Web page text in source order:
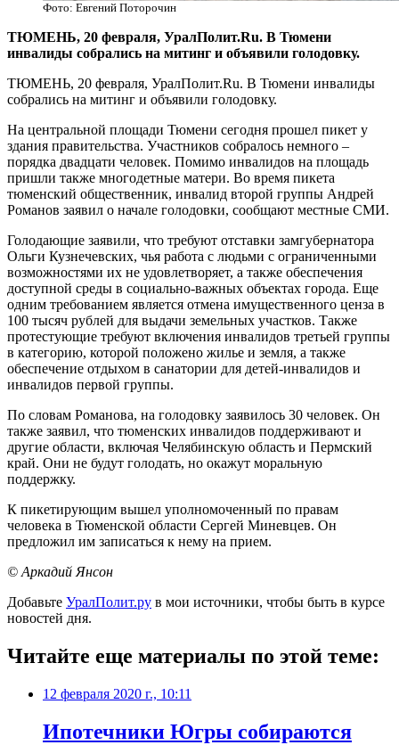
Фото: Евгений Поторочин
​ТЮМЕНЬ, 20 февраля, УралПолит.Ru. В Тюмени
инвалиды собрались на митинг и объявили голодовку.
ТЮМЕНЬ, 20 февраля, УралПолит.Ru. В Тюмени инвалиды
собрались на митинг и объявили голодовку.
На центральной площади Тюмени сегодня прошел пикет у
здания правительства. Участников собралось немного –
порядка двадцати человек. Помимо инвалидов на площадь
пришли также многодетные матери. Во время пикета
тюменский общественник, инвалид второй группы Андрей
Романов заявил о начале голодовки, сообщают местные СМИ.
Голодающие заявили, что требуют отставки замгубернатора
Ольги Кузнечевских, чья работа с людьми с ограниченными
возможностями их не удовлетворяет, а также обеспечения
доступной среды в социально-важных объектах города. Еще
одним требованием является отмена имущественного ценза в
100 тысяч рублей для выдачи земельных участков. Также
протестующие требуют включения инвалидов третьей группы
в категорию, которой положено жилье и земля, а также
обеспечение отдыхом в санатории для детей-инвалидов и
инвалидов первой группы.
По словам Романова, на голодовку заявилось 30 человек. Он
также заявил, что тюменских инвалидов поддерживают и
другие области, включая Челябинскую область и Пермский
край. Они не будут голодать, но окажут моральную
поддержку.
К пикетирующим вышел уполномоченный по правам
человека в Тюменской области Сергей Миневцев. Он
предложил им записаться к нему на прием.
© Аркадий Янсон
Добавьте УралПолит.ру в мои источники, чтобы быть в курсе
новостей дня.
Читайте еще материалы по этой теме:
12 февраля 2020 г., 10:11
Ипотечники Югры собираются